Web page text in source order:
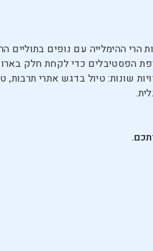
ההימלייה עם נופים בתוליים
הפסטיבלים כדי לקחת חלק
שונות: טיול בדגש אתרי